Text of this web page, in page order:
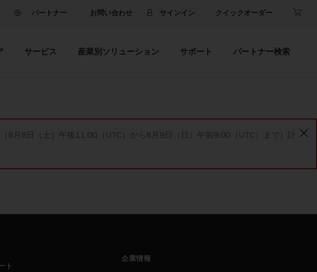
パートナー お問い合わせ サインイン クイックオーダー
サービス 産業別ソリューション サポート パートナー検索
8月8日（土）午後11:00（UTC）から8月9日（日）午前9:00（UTC）まで）計
ト
企業情報